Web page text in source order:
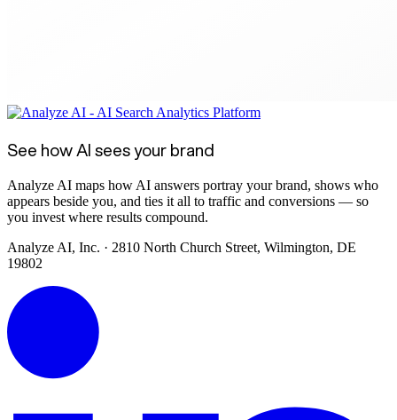
See how AI sees your brand
Analyze AI maps how AI answers portray your brand, shows who
appears beside you, and ties it all to traffic and conversions — so
you invest where results compound.
Analyze AI, Inc. · 2810 North Church Street, Wilmington, DE
19802